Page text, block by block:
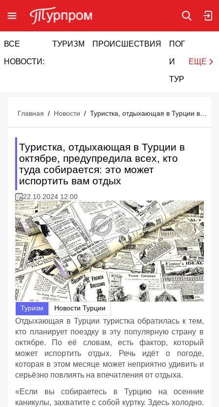
ВСЕ
НОВОСТИ:
ТУРИЗМ ПРОИСШЕСТВИЯ ПОГОДА
И
ТУРИЗМ
ЕЩЕ
Главная / Новости /
Туристка, отдыхающая в Турции в
октябре, предупредила всех, кто
туда собирается: это может
испортить вам отдых
22.10.2024 12:00
Туризм Новости Турции
Отдыхающая в Турции туристка обратилась к тем,
кто планирует поездку в эту популярную страну в
октябре. По её словам, есть фактор, который
может испортить отдых. Речь идёт о погоде,
которая в этом месяце может неприятно удивить и
серьёзно повлиять на впечатления от отдыха.
«Если вы собираетесь в Турцию на осенние
каникулы, захватите с собой куртку. Здесь холодно.